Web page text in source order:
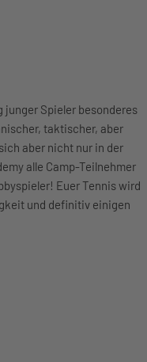
Spieler besonderes
taktischer, aber
aber nicht nur in der
alle Camp-Teilnehmer
Euer Tennis wird
und definitiv einigen